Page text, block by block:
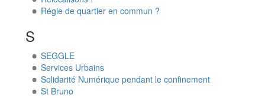
Régie de quartier en commun ?
S
SEGGLE
Services Urbains
Solidarité Numérique pendant le confinement
St Bruno